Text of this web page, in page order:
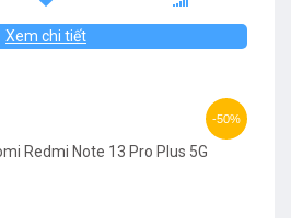
Xem chi tiết
-50%